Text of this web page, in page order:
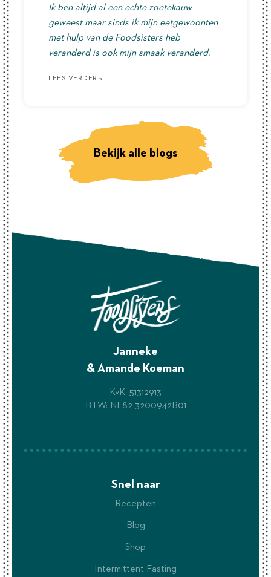
LEES VERDER »
LEES VERDER »
Ik ben altijd al een echte zoetekauw
geweest maar sinds ik mijn eetgewoonten
met hulp van de Foodsisters heb
veranderd is ook mijn smaak veranderd.
LEES VERDER »
Bekijk alle blogs
Janneke
& Amande Koeman
KvK: 51312913
BTW: NL82 3200942B01
Snel naar
Recepten
Blog
Shop
Intermittent Fasting